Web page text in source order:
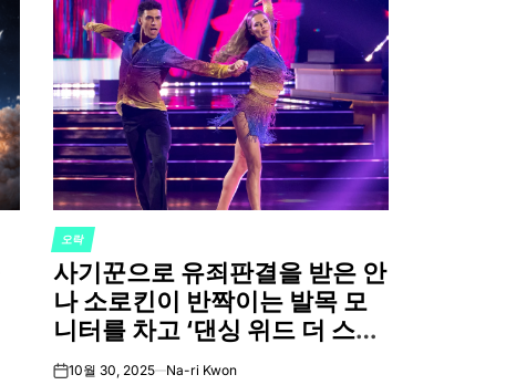
POSTED
IN
오락
사기꾼으로 유죄판결을 받은 안
나 소로킨이 반짝이는 발목 모
니터를 차고 ‘댄싱 위드 더 스타
즈’에 출연했다.
on10월 30, 2025 Na-ri Kwon